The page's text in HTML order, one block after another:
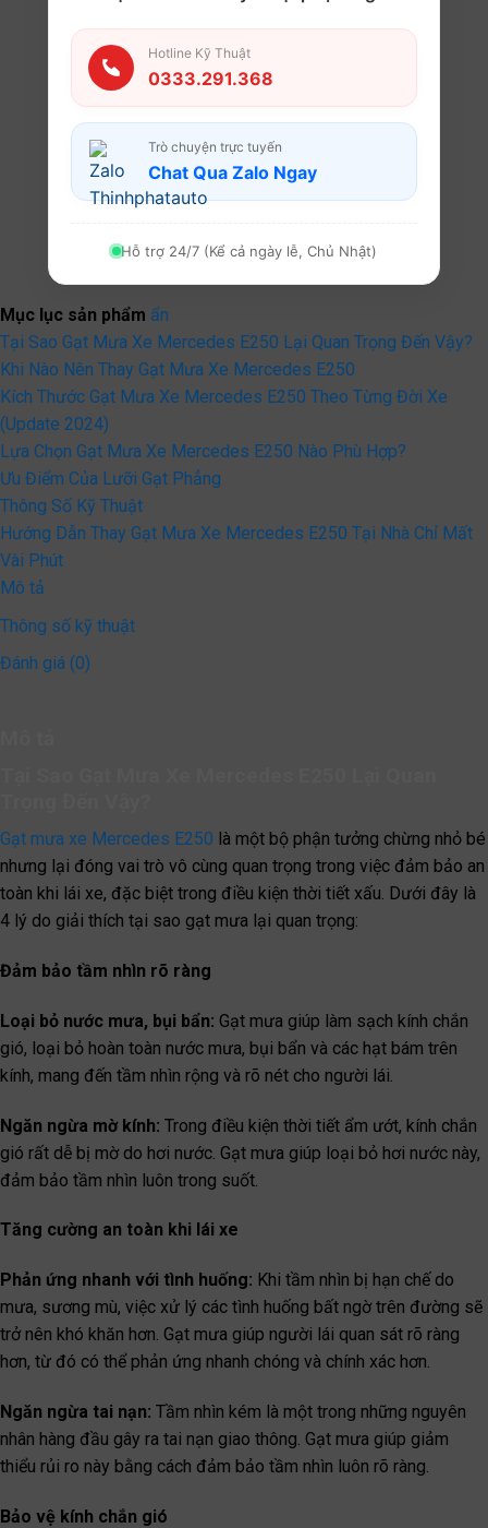
Hotline Kỹ Thuật
0333.291.368
Trò chuyện trực tuyến
Chat Qua Zalo Ngay
Hỗ trợ 24/7 (Kể cả ngày lễ, Chủ Nhật)
Mục lục sản phẩm ẩn
Tại Sao Gạt Mưa Xe Mercedes E250 Lại Quan Trọng Đến Vậy?
Khi Nào Nên Thay Gạt Mưa Xe Mercedes E250
Kích Thước Gạt Mưa Xe Mercedes E250 Theo Từng Đời Xe
(Update 2024)
Lựa Chọn Gạt Mưa Xe Mercedes E250 Nào Phù Hợp?
Ưu Điểm Của Lưỡi Gạt Phẳng
Thông Số Kỹ Thuật
Hướng Dẫn Thay Gạt Mưa Xe Mercedes E250 Tại Nhà Chỉ Mất
Vài Phút
Mô tả
Thông số kỹ thuật
Đánh giá (0)
Gạt mưa xe Mercedes E250 là một bộ phận tưởng chừng nhỏ bé
nhưng lại đóng vai trò vô cùng quan trọng trong việc đảm bảo an
toàn khi lái xe, đặc biệt trong điều kiện thời tiết xấu. Dưới đây là
4 lý do giải thích tại sao gạt mưa lại quan trọng:
Đảm bảo tầm nhìn rõ ràng
Loại bỏ nước mưa, bụi bẩn: Gạt mưa giúp làm sạch kính chắn
gió, loại bỏ hoàn toàn nước mưa, bụi bẩn và các hạt bám trên
kính, mang đến tầm nhìn rộng và rõ nét cho người lái.
Ngăn ngừa mờ kính: Trong điều kiện thời tiết ẩm ướt, kính chắn
gió rất dễ bị mờ do hơi nước. Gạt mưa giúp loại bỏ hơi nước này,
đảm bảo tầm nhìn luôn trong suốt.
Tăng cường an toàn khi lái xe
Phản ứng nhanh với tình huống: Khi tầm nhìn bị hạn chế do
mưa, sương mù, việc xử lý các tình huống bất ngờ trên đường sẽ
trở nên khó khăn hơn. Gạt mưa giúp người lái quan sát rõ ràng
hơn, từ đó có thể phản ứng nhanh chóng và chính xác hơn.
Ngăn ngừa tai nạn: Tầm nhìn kém là một trong những nguyên
nhân hàng đầu gây ra tai nạn giao thông. Gạt mưa giúp giảm
thiểu rủi ro này bằng cách đảm bảo tầm nhìn luôn rõ ràng.
Bảo vệ kính chắn gió